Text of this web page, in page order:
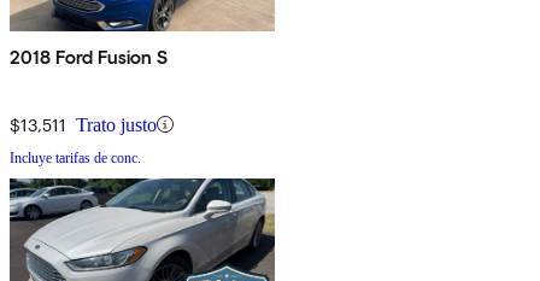
2018 Ford Fusion S
$13,511 Trato justo
Incluye tarifas de conc.